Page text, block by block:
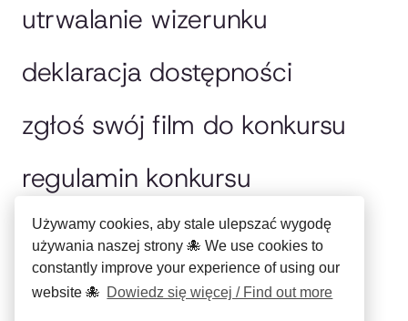
Używamy cookies, aby stale ulepszać wygodę
używania naszej strony 🐙 We use cookies to
constantly improve your experience of using our
website 🐙 Dowiedz się więcej / Find out more
utrwalanie wizerunku
deklaracja dostępności
zgłoś swój film do konkursu
regulamin konkursu
jury
english please